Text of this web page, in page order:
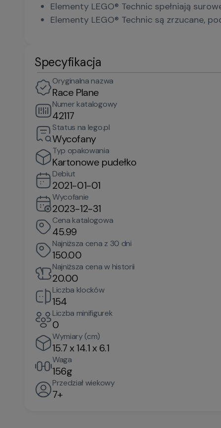
Elementy LEGO® Technic spełniają
Elementy LEGO® Technic są zrzucane,
Specyfikacja
Oryginalna nazwa
Race Plane
Numer katalogowy
42117
Status na lego.pl
Wycofany
Typ opakowania
Kartonowe pudełko
Debiut
2021-01-01
Wycofanie
2023-12-31
Cena katalogowa
45.99
Najniższa cena z 30 dni
150.00
Najniższa cena w historii
20.00
Liczba klocków
154
Liczba minifigurek
0
Wymiary (cm)
15.7 x 14.1 x 6.1
Waga
156g
Przedział wiekowy
7+